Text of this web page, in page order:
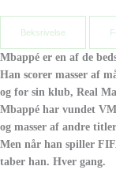
Beksrivelse
Mbappé er en af de
Han scorer masser af
og for sin klub, Real
Mbappé har vundet
og masser af andre
Men når han spiller
taber han. Hver gang.